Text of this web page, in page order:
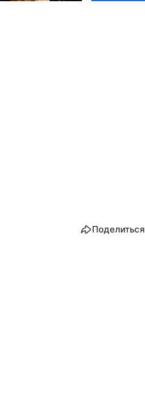
Поделиться